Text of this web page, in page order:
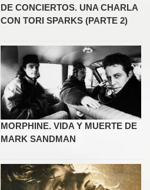
DE CONCIERTOS. UNA CHARLA
CON TORI SPARKS (PARTE 2)
MORPHINE. VIDA Y MUERTE DE
MARK SANDMAN